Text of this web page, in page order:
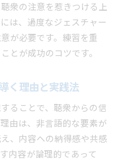
衆の注意を惹きつける上
は、過度なジェスチャー
が必要です。練習を重
とが成功のコツです。
く理由と実践法
ることで、聴衆からの信
由は、非言語的な要素が
、内容への納得感や共感
内容が論理的であって